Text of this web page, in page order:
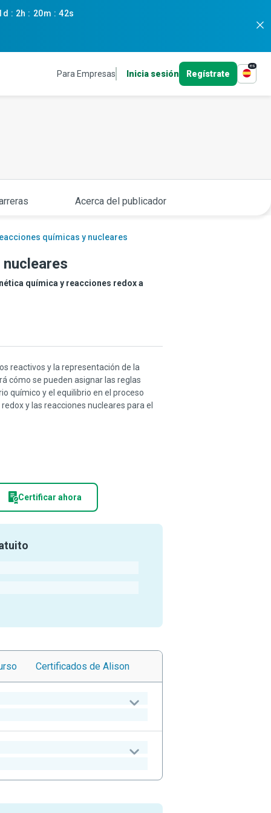
: 2h : 20m : 41s
Para Empresas Inicia sesión Regístrate
es
Acerca del publicador
químicas y nucleares
química y reacciones redox a
reactivos y la representación de la
cómo se pueden asignar las reglas
químico y el equilibrio en el proceso
y las reacciones nucleares para el
Certificar ahora
Certificados de Alison